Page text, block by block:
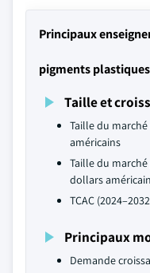
Principaux
pigments plastiques
Taille et
Taille du
américains
Taille du
dollars
TCAC
Principaux
Demande